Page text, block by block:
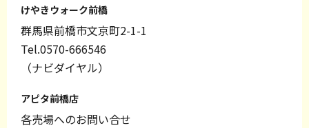
けやきウォーク前橋
群馬県前橋市文京町2-1-1
Tel.0570-666546
（ナビダイヤル）
アピタ前橋店
各売場へのお問い合せ